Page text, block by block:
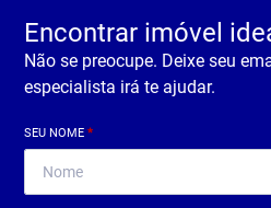
Encontrar imóvel
Não se preocupe. Deixe seu
especialista irá te ajudar.
SEU NOME*